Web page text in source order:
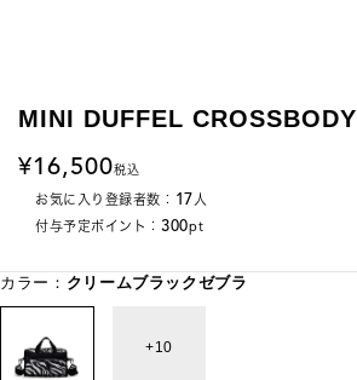
MINI DUFFEL CROSSBODY
16,500税込
お気に入り登録者数： 17人
付与予定ポイント： 300pt
カラー： クリームブラックゼブラ
10